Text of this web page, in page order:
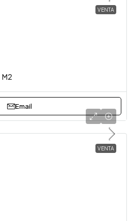
VENTA
M2
Email
VENTA